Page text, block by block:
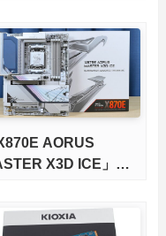
マザーボードを
検証
X870E AORUS
X3D ICE」を
に高速にする完全版
マザーボードを徹